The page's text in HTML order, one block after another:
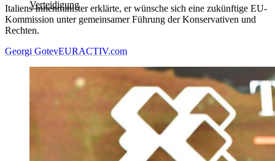
Verteidigung
Italiens Innenminister erklärte, er wünsche sich eine zukünftige EU-
Kommission unter gemeinsamer Führung der Konservativen und
Rechten.
Georgi GotevEURACTIV.com